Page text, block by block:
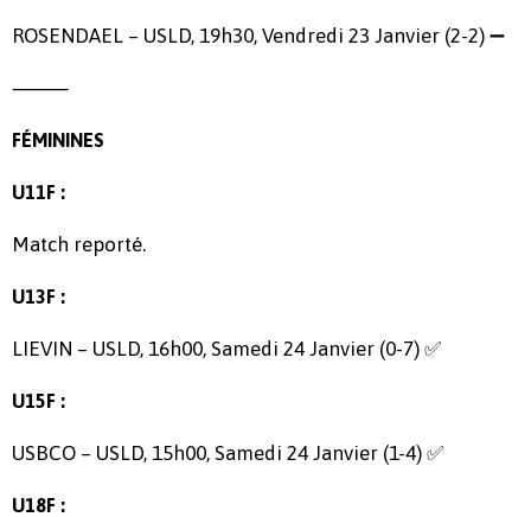
ROSENDAEL – USLD, 19h30, Vendredi 23 Janvier (2-2) ➖
⸻
FÉMININES
U11F :
Match reporté.
U13F :
LIEVIN – USLD, 16h00, Samedi 24 Janvier (0-7) ✅
U15F :
USBCO – USLD, 15h00, Samedi 24 Janvier (1-4) ✅
U18F :